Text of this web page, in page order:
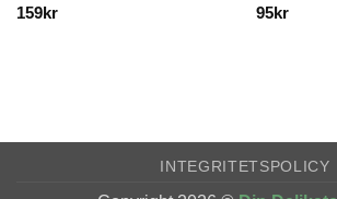
159kr
95kr
INTEGRITETSPOLICY